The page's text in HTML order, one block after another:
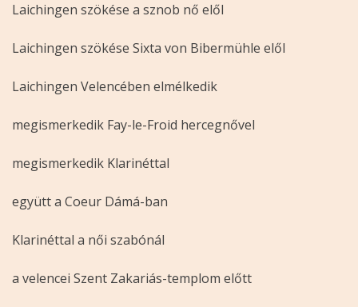
Laichingen szökése a sznob nő elől
Laichingen szökése Sixta von Bibermühle elől
Laichingen Velencében elmélkedik
megismerkedik Fay-le-Froid hercegnővel
megismerkedik Klarinéttal
együtt a Coeur Dámá-ban
Klarinéttal a női szabónál
a velencei Szent Zakariás-templom előtt